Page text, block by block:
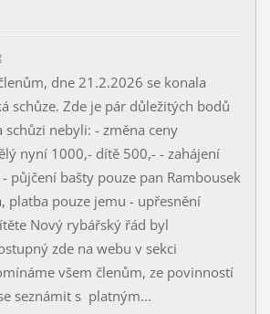
dne 21.2.2026 se konala
schůze. Zde je pár důležitých bodů
nebyli: - změna ceny
nyní 1000,- dítě 500,- - zahájení
půjčení bašty pouze pan Rambousek
platba pouze jemu - upřesnění
Nový rybářský řád byl
zde na webu v sekci
všem členům, ze povinností
seznámit s platným...